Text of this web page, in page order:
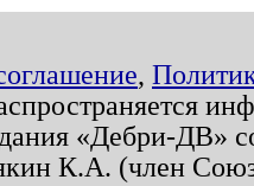
,
«Дебри-ДВ»
К.А. (член